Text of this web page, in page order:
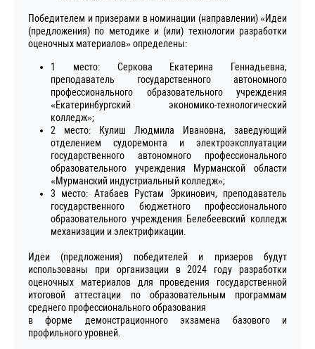
Победителем и призерами в номинации (направлении) «Идеи
(предложения) по методике и (или) технологии разработки
оценочных материалов» определены:
1 место: Серкова Екатерина Геннадьевна,
преподаватель государственного автономного
профессионального образовательного учреждения
«Екатеринбургский экономико-технологический
колледж»;
2 место: Кулиш Людмила Ивановна, заведующий
отделением судоремонта и электроэксплуатации
государственного автономного профессионального
образовательного учреждения Мурманской области
«Мурманский индустриальный колледж»;
3 место: Атабаев Рустам Эркинович, преподаватель
государственного бюджетного профессионального
образовательного учреждения Белебеевский колледж
механизации и электрификации.
Идеи (предложения) победителей и призеров будут
использованы при организации в 2024 году разработки
оценочных материалов для проведения государственной
итоговой аттестации по образовательным программам
среднего профессионального образования
в форме демонстрационного экзамена базового и
профильного уровней.